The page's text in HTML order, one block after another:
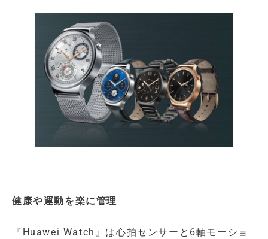
健康や運動を楽に管理
『Huawei Watch』は心拍センサーと6軸モーショ